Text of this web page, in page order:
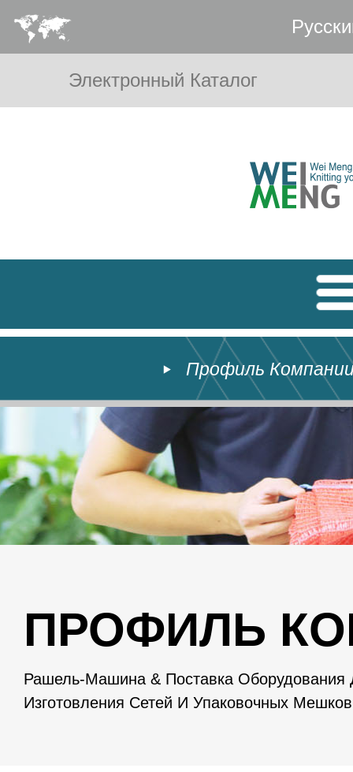
Электронный Каталог
Профиль
ПРОФИЛЬ
Рашель-Машина & Поставка Оборудования
Изготовления Сетей И Упаковочных Мешков